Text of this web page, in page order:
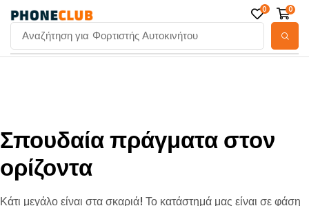
Αναζήτηση για Φορτιστής Αυτοκινήτου
0 0
Σπουδαία πράγματα στον
ορίζοντα
Κάτι μεγάλο είναι στα σκαριά! Το κατάστημά μας είναι σε φάση